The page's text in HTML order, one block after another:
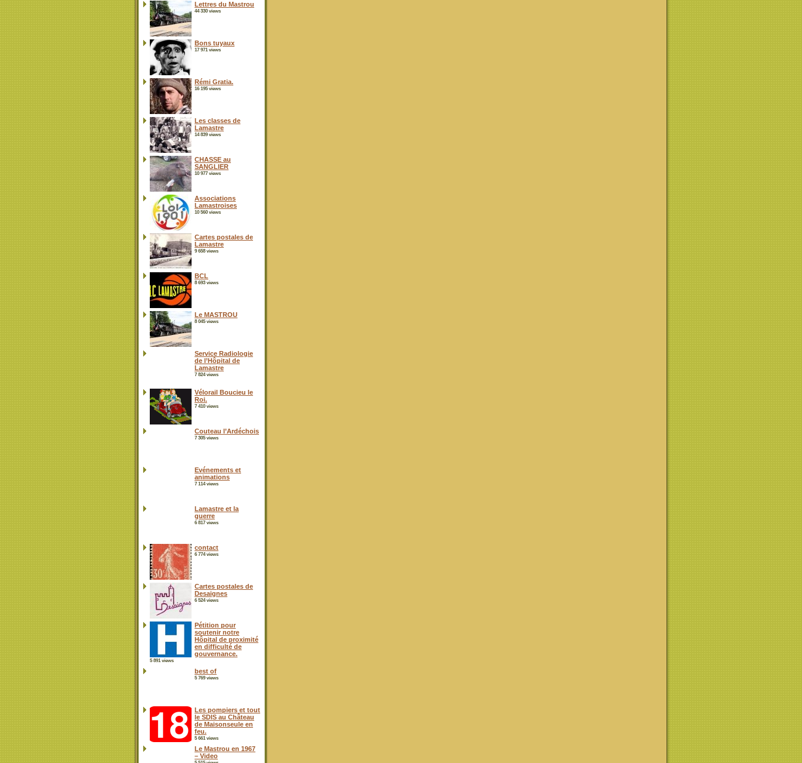
Lettres du Mastrou
44 330 views
Bons tuyaux
17 971 views
Rémi Gratia.
16 195 views
Les classes de
Lamastre
14 839 views
CHASSE au
SANGLIER
10 977 views
Associations
Lamastroises
10 560 views
Cartes postales de
Lamastre
9 658 views
BCL
8 693 views
Le MASTROU
8 045 views
Service Radiologie
de l’Hôpital de
Lamastre
7 824 views
Vélorail Boucieu le
Roi.
7 410 views
Couteau l’Ardéchois
7 305 views
Evénements et
animations
7 114 views
Lamastre et la
guerre
6 817 views
contact
6 774 views
Cartes postales de
Desaignes
6 524 views
Pétition pour
soutenir notre
Hôpital de proximité
en difficulté de
gouvernance.
5 891 views
best of
5 769 views
Les pompiers et tout
le SDIS au Château
de Maisonseule en
feu.
5 661 views
Le Mastrou en 1967
– Video